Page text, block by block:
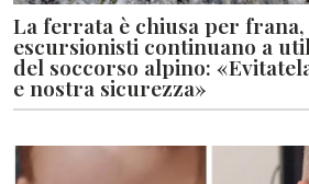
La ferrata è chiusa per
escursionisti continuano a
del soccorso alpino:
e nostra sicurezza»